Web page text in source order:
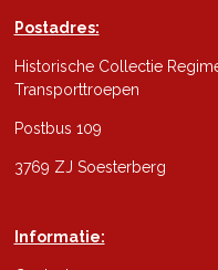
Postadres:
Historische Collectie
Transporttroepen
Postbus 109
3769 ZJ Soesterberg
Informatie: